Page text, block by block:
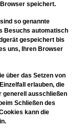
speichert.
so genannte
Besuchs automatisch
gespeichert bis
uns, Ihren Browser
über das Setzen von
erlauben, die
generell ausschließen
Schließen des
kann die